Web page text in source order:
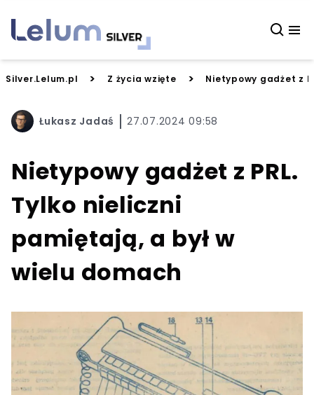
Silver.Lelum.pl > Z życia wzięte > Nietypowy gadżet z
Łukasz Jadaś 27.07.2024 09:58
Nietypowy gadżet z PRL.
Tylko nieliczni
pamiętają, a był w
wielu domach